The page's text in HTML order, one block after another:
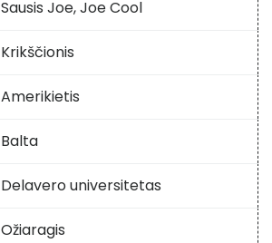
Sausis Joe, Joe Cool
Krikščionis
Amerikietis
Balta
Delavero universitetas
Ožiaragis